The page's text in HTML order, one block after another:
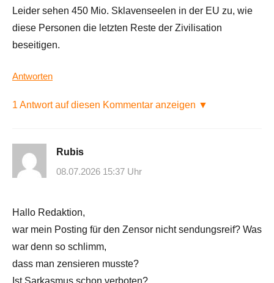
Leider sehen 450 Mio. Sklavenseelen in der EU zu, wie
diese Personen die letzten Reste der Zivilisation
beseitigen.
Antworten
1 Antwort auf diesen Kommentar anzeigen ▼
Rubis
08.07.2026 15:37 Uhr
Hallo Redaktion,
war mein Posting für den Zensor nicht sendungsreif? Was
war denn so schlimm,
dass man zensieren musste?
Ist Sarkasmus schon verboten?